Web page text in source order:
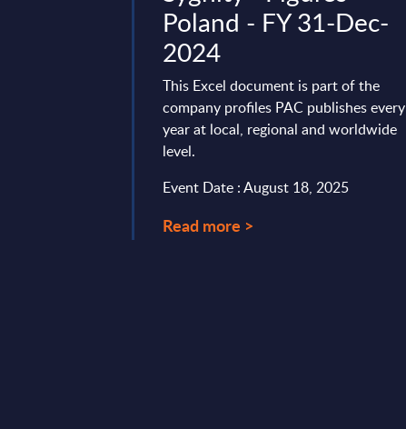
Poland - FY 31-Dec-
2024
This Excel document is part of the
company profiles PAC publishes every
year at local, regional and worldwide
level.
Event Date : August 18, 2025
Read more >